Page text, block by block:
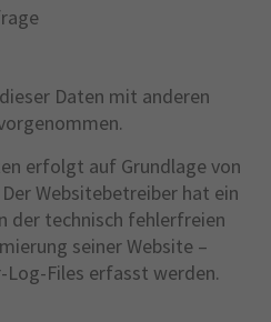
Daten mit anderen
erfolgt auf Grundlage von
Websitebetreiber hat ein
der technisch fehlerfreien
seiner Website –
Log-Files erfasst werden.